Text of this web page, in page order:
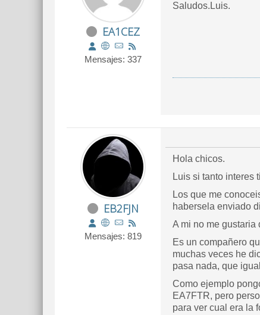
EA1CEZ
Mensajes: 337
Saludos.Luis.
EB2FJN
Mensajes: 819
Hola chicos.
Luis si tanto interes
Los que me
habersela enviado
A mi no me
Es un compañero
muchas veces he
pasa nada, que
Como ejemplo
EA7FTR, pero
para ver cual era la